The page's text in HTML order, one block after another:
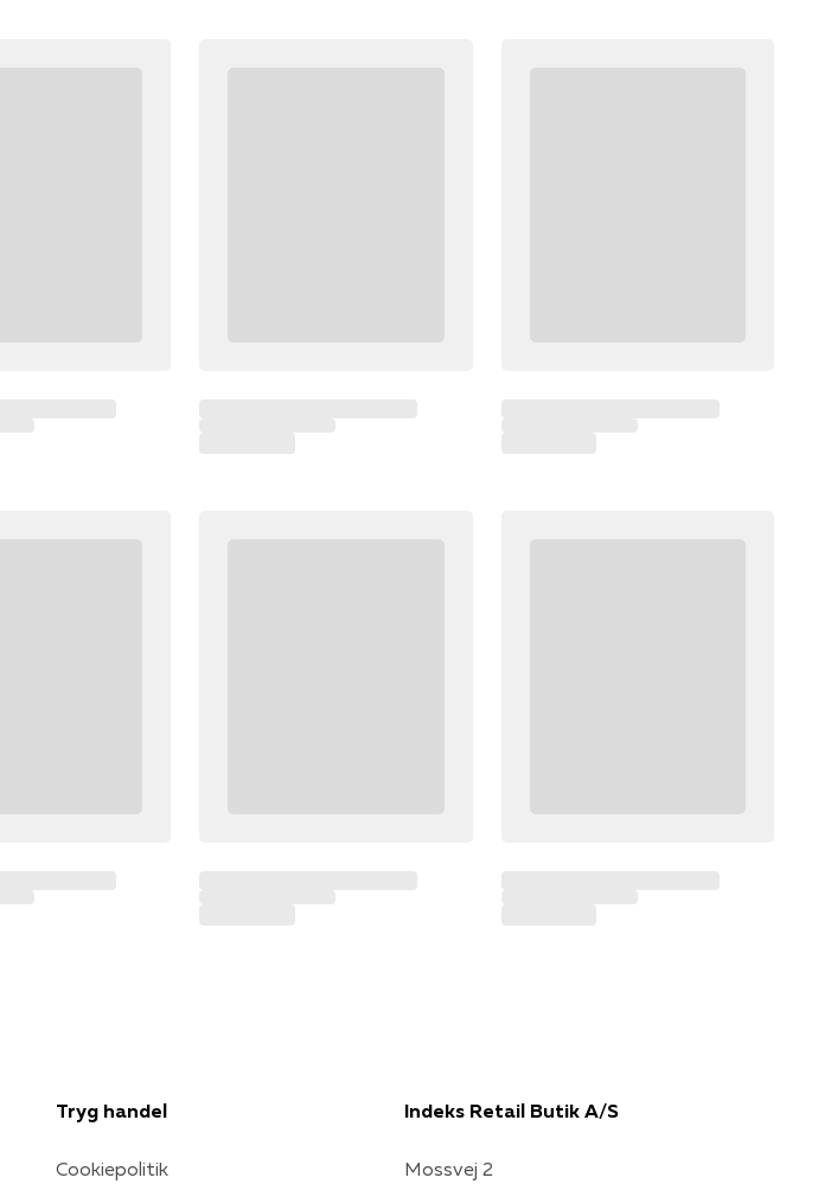
Tryg handel
Cookiepolitik
Indeks Retail Butik A/S
Mossvej 2